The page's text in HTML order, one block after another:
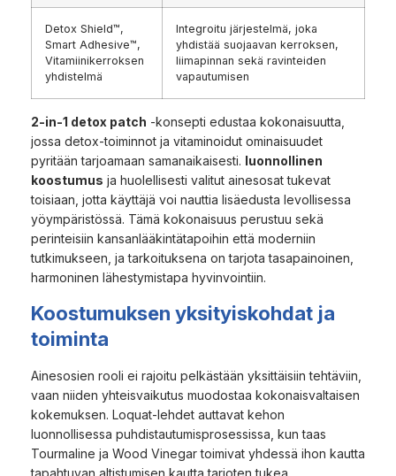
Detox Shield™,
Smart Adhesive™,
Vitamiinikerroksen
yhdistelmä
Integroitu järjestelmä, joka
yhdistää suojaavan kerroksen,
liimapinnan sekä ravinteiden
vapautumisen
2-in-1 detox patch -konsepti edustaa kokonaisuutta,
jossa detox-toiminnot ja vitaminoidut ominaisuudet
pyritään tarjoamaan samanaikaisesti. luonnollinen
koostumus ja huolellisesti valitut ainesosat tukevat
toisiaan, jotta käyttäjä voi nauttia lisäedusta levollisessa
yöympäristössä. Tämä kokonaisuus perustuu sekä
perinteisiin kansanlääkintätapoihin että moderniin
tutkimukseen, ja tarkoituksena on tarjota tasapainoinen,
harmoninen lähestymistapa hyvinvointiin.
Koostumuksen yksityiskohdat ja
toiminta
Ainesosien rooli ei rajoitu pelkästään yksittäisiin tehtäviin,
vaan niiden yhteisvaikutus muodostaa kokonaisvaltaisen
kokemuksen. Loquat-lehdet auttavat kehon
luonnollisessa puhdistautumisprosessissa, kun taas
Tourmaline ja Wood Vinegar toimivat yhdessä ihon kautta
tapahtuvan altistumisen kautta tarjoten tukea